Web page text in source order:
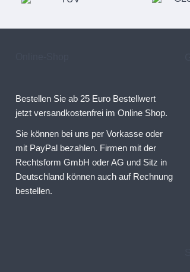
Bestellen Sie ab 25 Euro Bestellwert
jetzt versandkostenfrei im Online Shop.
Sie können bei uns per Vorkasse oder
mit PayPal bezahlen. Firmen mit der
Rechtsform GmbH oder AG und Sitz in
Deutschland können auch auf Rechnung
bestellen.